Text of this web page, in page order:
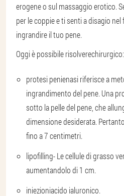
erogene o sul massaggio erotico.
per le coppie e ti senti a disagio nel
ingrandire il tuo pene.
Oggi è possibile risolverechirurgico:
protesi penienasi riferisce a
ingrandimento del pene. Una
sotto la pelle del pene, che
dimensione desiderata.
fino a 7 centimetri.
lipofilling- Le cellule di grasso
aumentandolo di 1 cm.
iniezioniacido ialuronico.